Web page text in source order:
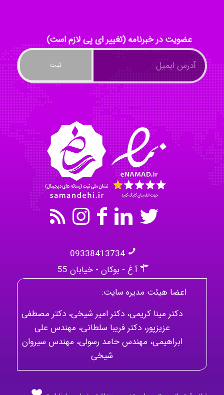
Mohammad
Tavan
akhtar shahsavandi
عضویت در خبرنامه (تغییر ای پی لازم است)
09338413734
آ.غ - بوکان - خیابان 55
اعضا هیئت مدیره سایت:
دکتر مینا کریمی، دکتر امیر شیخی، دکتر مصطفی
عزیزپور، دکتر فریبا سلطانی، مهندس علی
ابراهیمی، مهندس حامد رسولی، مهندس سیروان
شیخی